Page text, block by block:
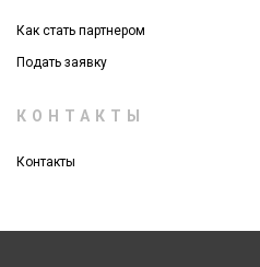
Как стать партнером
Подать заявку
КОНТАКТЫ
Контакты